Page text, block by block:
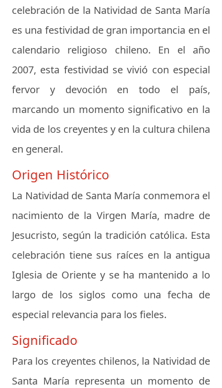
celebración de la Natividad de Santa María
es una festividad de gran importancia en el
calendario religioso chileno. En el año
2007, esta festividad se vivió con especial
fervor y devoción en todo el país,
marcando un momento significativo en la
vida de los creyentes y en la cultura chilena
en general.
Origen Histórico
La Natividad de Santa María conmemora el
nacimiento de la Virgen María, madre de
Jesucristo, según la tradición católica. Esta
celebración tiene sus raíces en la antigua
Iglesia de Oriente y se ha mantenido a lo
largo de los siglos como una fecha de
especial relevancia para los fieles.
Significado
Para los creyentes chilenos, la Natividad de
Santa María representa un momento de